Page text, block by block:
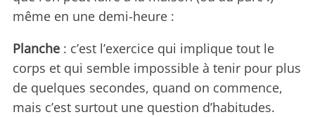
même en une demi-heure :
Planche : c’est l’exercice qui implique tout le
corps et qui semble impossible à tenir pour plus
de quelques secondes, quand on commence,
mais c’est surtout une question d’habitudes.